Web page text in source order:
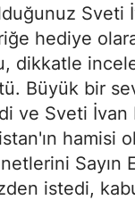
Sveti
hediye
dikkatle
Büyük bir
ve Sveti İvan
hamisi
Sayın
istedi,